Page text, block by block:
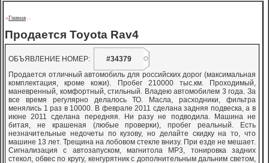
->Главная - -
Продается Toyota Rav4
ОБЪЯВЛЕНИЕ НОМЕР:
#34379
Продается отличный автомобиль для российских дорог (максимальная
комплектация, кроме кожи). Пробег 210000 тыс.км. Проходимый,
маневренный, комфортный, стильный. Владею автомобилем 3 года. За
все время регулярно делалось ТО. Масла, расходники, фильтра
менялись 1 раз в 10000. В феврале 2011 сделана задняя подвеска, а в
июне 2011 сделана передняя. Ни разу не подводила. Машина не
битая, не крашеная (любые проверки), пробег реальный. Есть
незначительные недочеты по кузову, но делайте скидку на то, что
машине 13 лет. Трещина на лобовом стекле внизу. При езде не мешает.
Сигнализация с автозапуском, магнитола MP3, тонировка задних
стекол, обвес по кругу, кенгурятник с дополнительным дальним светом,